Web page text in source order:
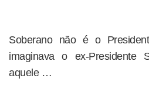
Soberano não é o
imaginava o ex-Presidente
aquele …